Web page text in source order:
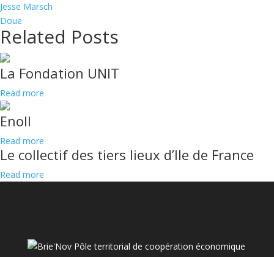
Jesse Marsch
Doue
Related Posts
La Fondation UNIT
Read more
Enoll
Read more
Le collectif des tiers lieux d’Ile de France
Read more